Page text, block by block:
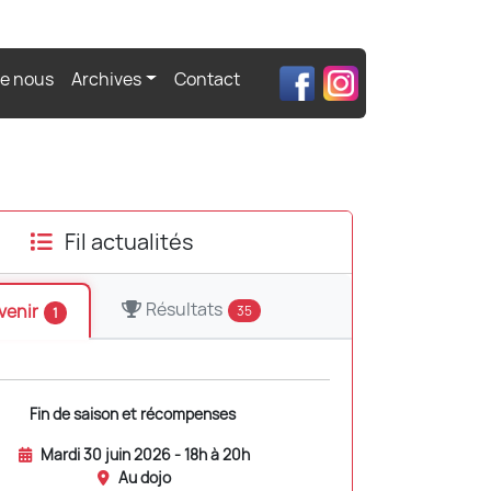
nous Archives Contact
Fil actualités
1 Résultats 35
Fin de saison et récompenses
Mardi 30 juin 2026 - 18h à 20h
Au dojo